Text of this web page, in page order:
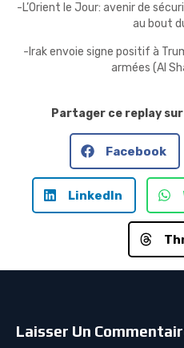
-L’Orient le Jour: avenir de
au bout
-Irak envoie signe positif à
armées (Al
Partager ce replay
Facebook
LinkedIn
Laisser Un